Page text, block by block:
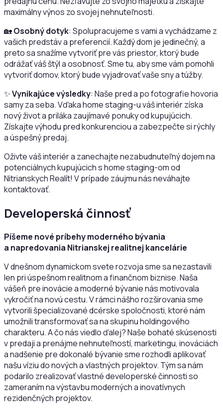
maximálny výnos zo svojej nehnuteľnosti.
🏡Osobný dotyk: Spolupracujeme s vami a vychádzame z
vašich predstáv a preferencií. Každý dom je jedinečný, a
preto sa snažíme vytvoriť pre vás priestor, ktorý bude
odrážať váš štýl a osobnosť. Sme tu, aby sme vám pomohli
vytvoriť domov, ktorý bude vyjadrovať vaše sny a túžby.
✨Vynikajúce výsledky: Naše pred a po fotografie hovoria
samy za seba. Vďaka home staging-u váš interiér získa
nový život a priláka zaujímavé ponuky od kupujúcich.
Získajte výhodu pred konkurenciou a zabezpečte si rýchly
a úspešný predaj.
Oživte váš interiér a zanechajte nezabudnuteľný dojem na
potenciálnych kupujúcich s home staging-om od
Nitrianskych Realít! V prípade záujmu nás neváhajte
kontaktovať.
Developerská činnosť
Píšeme nové príbehy moderného bývania
a napredovania Nitrianskej realitnej kancelárie
V dnešnom dynamickom svete rozvoja sme sa nezastavili
len pri úspešnom realitnom a finančnom biznise. Naša
vášeň pre inovácie a moderné bývanie nás motivovala
vykročiť na novú cestu. V rámci nášho rozširovania sme
vytvorili špecializované dcérske spoločnosti, ktoré nám
umožnili transformovať sa na skupinu holdingového
charakteru. A čo nás viedlo ďalej? Naše bohaté skúsenosti
v predaji a prenájme nehnuteľností, marketingu, inováciách
a nadšenie pre dokonalé bývanie sme rozhodli aplikovať
našu víziu do nových a vlastných projektov. Tým sa nám
podarilo zrealizovať vlastné developerské činnosti so
zameraním na výstavbu moderných a inovatívnych
rezidenčných projektov.